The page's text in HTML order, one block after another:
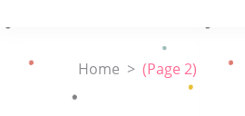
Home > (Page 2)